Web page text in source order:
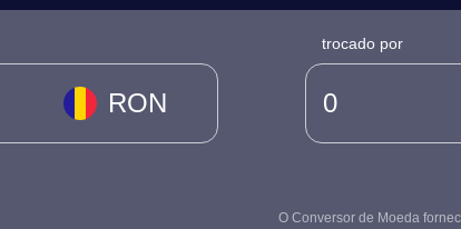
RON
trocado por
O Conversor de Moeda